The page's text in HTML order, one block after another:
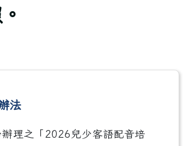
法
理之「2026兒少客語配音培